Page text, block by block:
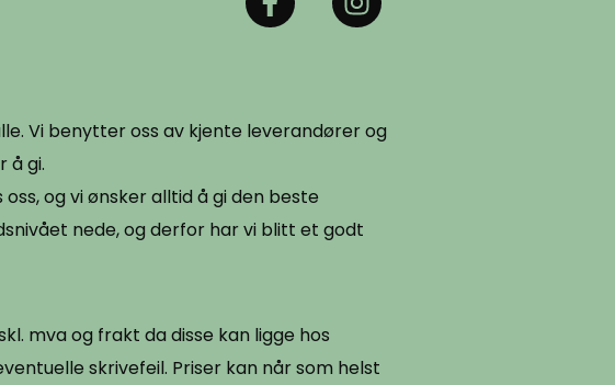
Vi benytter oss av kjente leverandører og
å gi.
og vi ønsker alltid å gi den beste
nede, og derfor har vi blitt et godt
mva og frakt da disse kan ligge hos
skrivefeil. Priser kan når som helst